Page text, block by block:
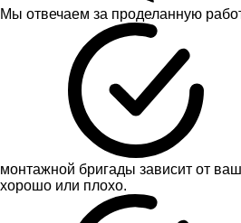
Мы отвечаем за проделанную
монтажной бригады зависит от
хорошо или плохо.